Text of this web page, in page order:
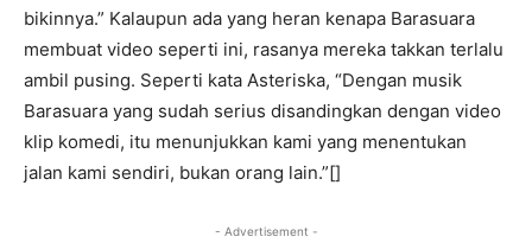
bikinnya.” Kalaupun ada yang heran kenapa Barasuara
membuat video seperti ini, rasanya mereka takkan terlalu
ambil pusing. Seperti kata Asteriska, “Dengan musik
Barasuara yang sudah serius disandingkan dengan video
klip komedi, itu menunjukkan kami yang menentukan
jalan kami sendiri, bukan orang lain.”[]
- Advertisement -